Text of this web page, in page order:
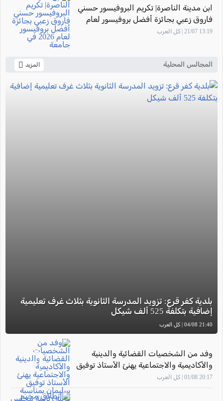
ابن مدينة الناصرة| تكريم البروفيسور حسني
فاروق زعبي بجائزة أفضل بروفيسور لعام
13:19 21/07 | كل العرب
المجالس المحلية المزيد
بلدية كفر قرع: تزويد المدرسة الثانوية بثلاث غرف تعليمية
إضافية بتكلفة 525 ألف شيكل
21:40 04/08 | كل العرب
وفد من الشخصيات القضائية والدينية
والأكاديمية والاجتماعية يهنئ الأستاذ توفيق
سليمان بمناسبة توليه رئاسة مجلس
20:17 01/08 | كل العرب